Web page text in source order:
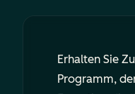
Erhalten Sie
Programm,